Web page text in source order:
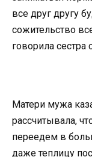
все друг другу
сожительство
говорила сестра
Матери мужа
рассчитывала,
переедем в
даже теплицу